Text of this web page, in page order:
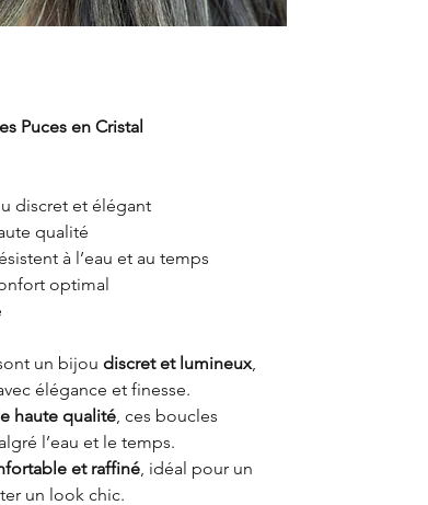
Puces en Cristal
discret et élégant
qualité
à l’eau et au temps
optimal
un bijou discret et lumineux,
élégance et finesse.
haute qualité, ces boucles
l’eau et le temps.
et raffiné, idéal pour un
un look chic.